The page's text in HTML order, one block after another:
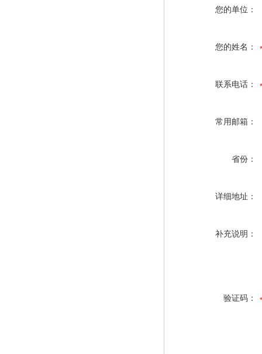
您的单位：
您的姓名：
联系电话：
常用邮箱：
省份：
详细地址：
补充说明：
验证码：